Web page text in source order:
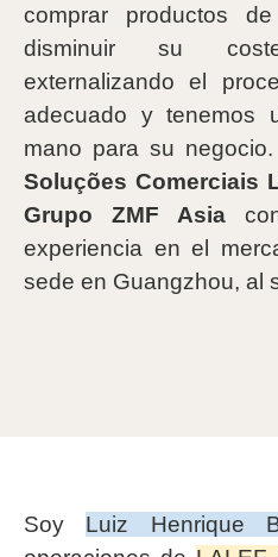
comprar productos
disminuir su
externalizando el
adecuado y tenemos
mano para su
Soluções Comerciais
Grupo ZMF Asia
experiencia en el
sede en Guangzhou, al
Soy Luiz Henrique